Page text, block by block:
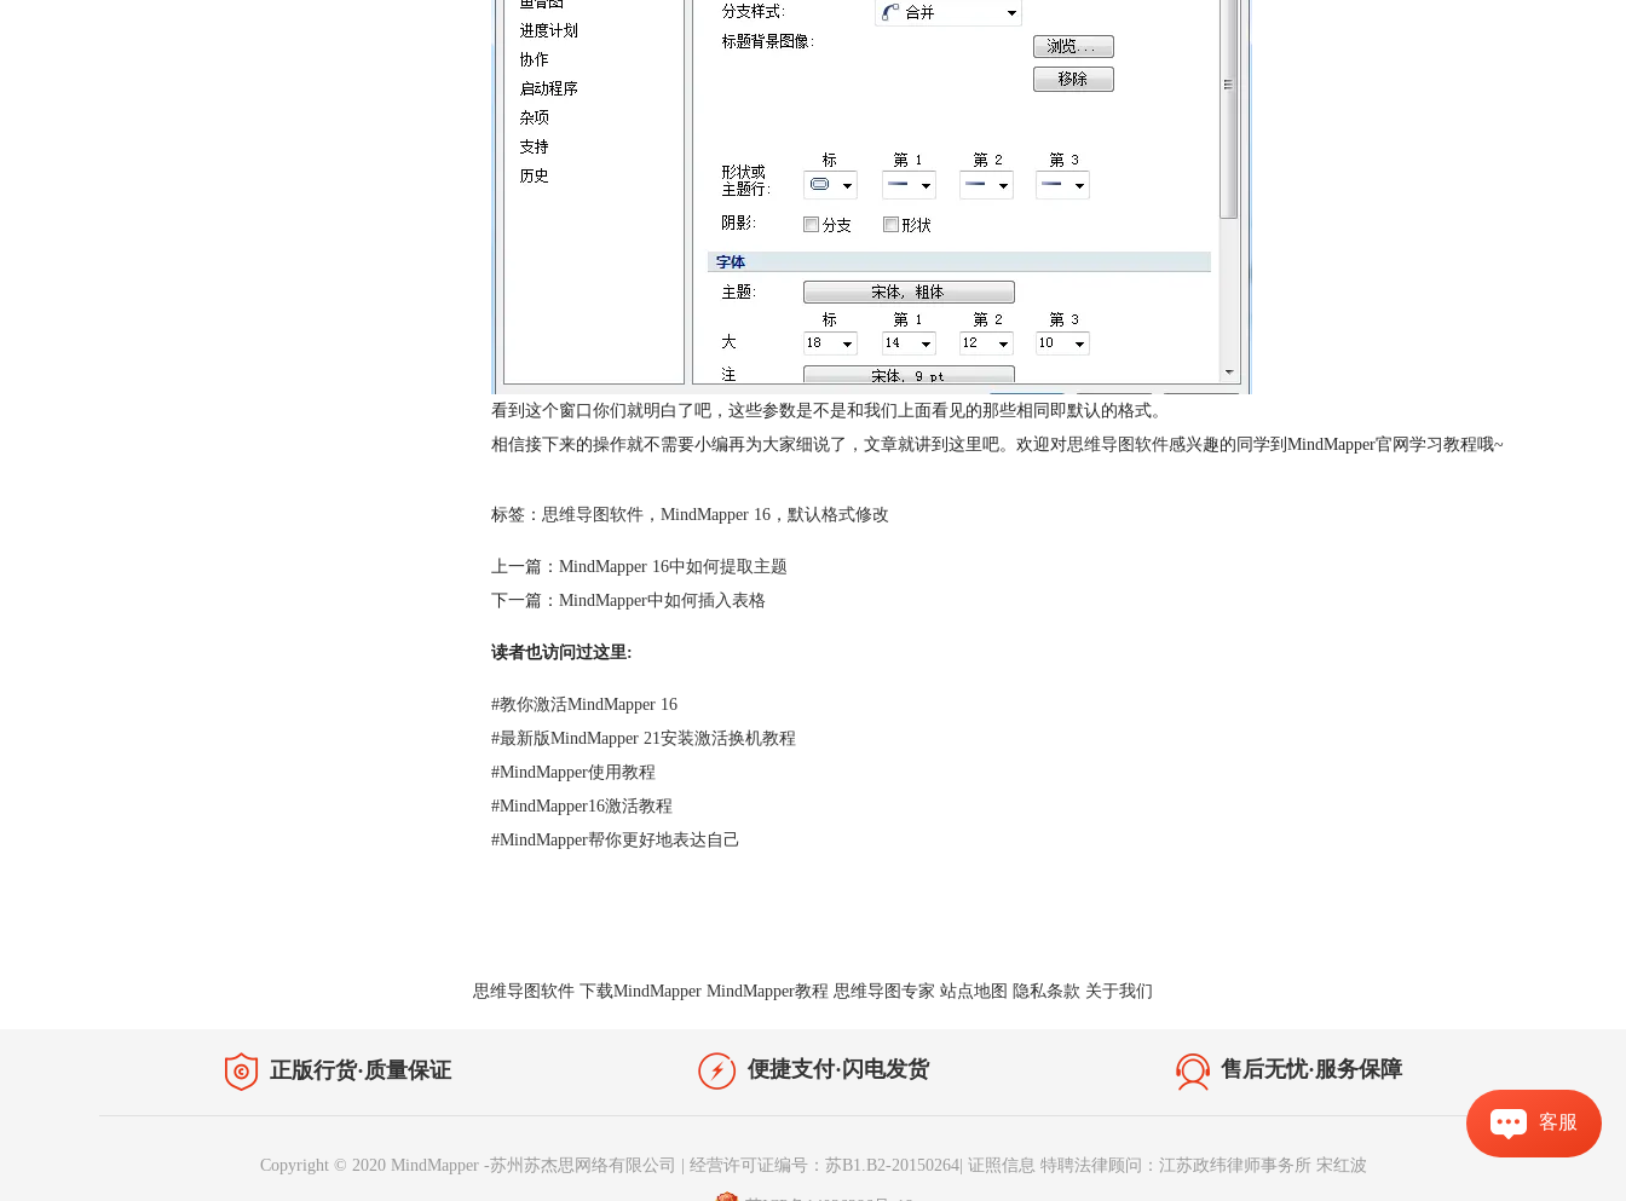
客服
看到这个窗口你们就明白了吧，这些参数是不是和我们上面看见的那些相同即默认的格式。
相信接下来的操作就不需要小编再为大家细说了，文章就讲到这里吧。欢迎对思维导图软件感兴趣的同学到MindMapper官网学习教程哦~
标签： 思维导图软件 ， MindMapper 16 ， 默认格式修改
上一篇： MindMapper 16中如何提取主题
下一篇： MindMapper中如何插入表格
读者也访问过这里:
#教你激活MindMapper 16
#最新版MindMapper 21安装激活换机教程
#MindMapper使用教程
#MindMapper16激活教程
#MindMapper帮你更好地表达自己
思维导图软件 下载MindMapper MindMapper教程 思维导图专家 站点地图 隐私条款 关于我们
正版行货·质量保证 便捷支付·闪电发货 售后无忧·服务保障
Copyright © 2020 MindMapper -苏州苏杰思网络有限公司 经营许可证编号：苏B1.B2-20150264| 证照信息 特聘法律顾问：江苏政纬律师事务所 宋红波